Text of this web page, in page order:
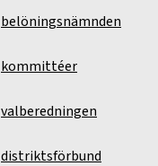
belöningsnämnden
kommittéer
valberedningen
distriktsförbund